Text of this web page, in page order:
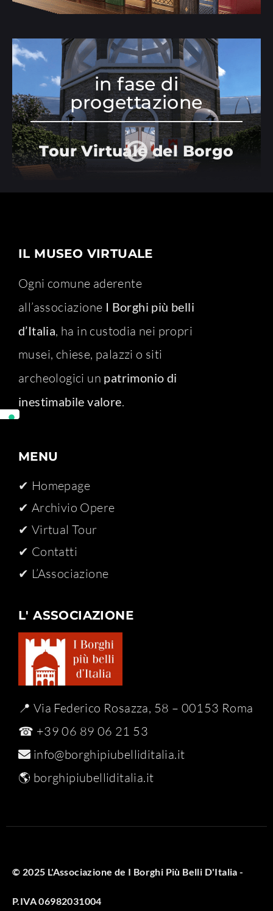
in fase di
progettazione
Tour Virtuale del Borgo
IL MUSEO VIRTUALE
Ogni comune aderente
all’associazione I Borghi più belli
d’Italia, ha in custodia nei propri
musei, chiese, palazzi o siti
archeologici un patrimonio di
inestimabile valore.
MENU
✔ Homepage
✔ Archivio Opere​
✔ Virtual Tour
✔ Contatti
✔ L’Associazione
L' ASSOCIAZIONE
📍 Via Federico Rosazza, 58 – 00153 Roma
☎ +39 06 89 06 21 53
info@borghipiubelliditalia.it
🌎 borghipiubelliditalia.it
© 2025 L'Associazione de I Borghi Più Belli D'Italia -
P.IVA 06982031004